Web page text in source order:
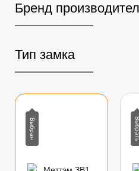
Бренд
Тип замка